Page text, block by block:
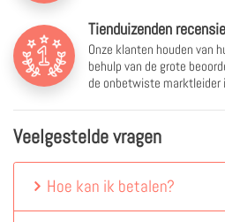
Tienduizenden
Onze klanten houden van
behulp van de grote
de onbetwiste marktleider
Veelgestelde vragen
Hoe kan ik betalen?